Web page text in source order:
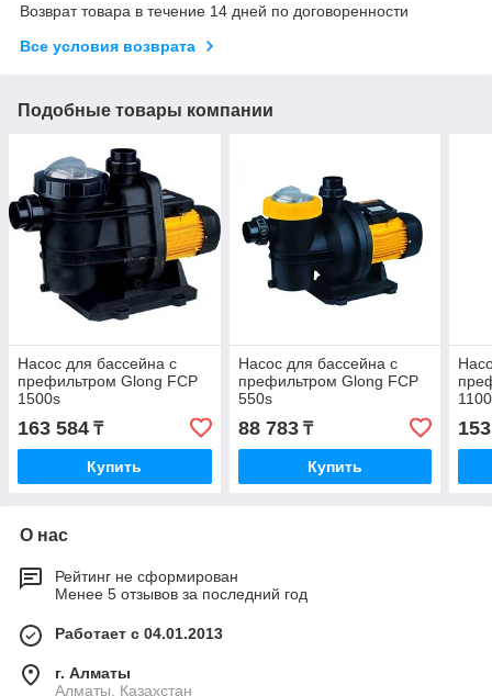
Возврат товара в течение 14 дней по договоренности
Все условия возврата
Подобные товары компании
Насос для бассейна с
префильтром Glong FCP
1500s
163 584 ₸
Купить
Насос для бассейна с
префильтром Glong FCP
550s
88 783₸
Купить
О нас
Рейтинг не сформирован
Менее 5 отзывов за последний год
Работает с 04.01.2013
г. Алматы
Алматы, Казахстан